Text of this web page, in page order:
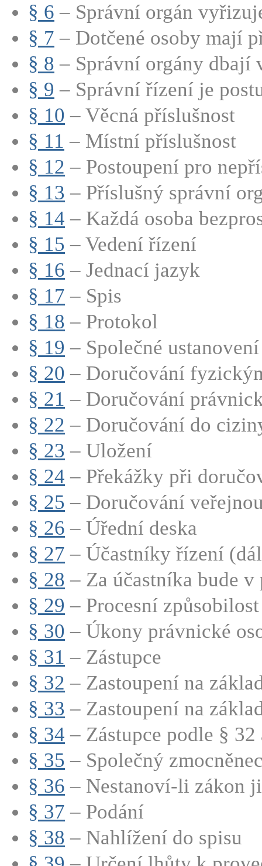
§ 6 – Správní orgán
§ 7 – Dotčené osoby mají
§ 8 – Správní orgány dbají
§ 9 – Správní řízení je
§ 10 – Věcná příslušnost
§ 11 – Místní příslušnost
§ 12 – Postoupení pro
§ 13 – Příslušný správní
§ 14 – Každá osoba
§ 15 – Vedení řízení
§ 16 – Jednací jazyk
§ 17 – Spis
§ 18 – Protokol
§ 19 – Společné
§ 20 – Doručování
§ 21 – Doručování
§ 22 – Doručování do
§ 23 – Uložení
§ 24 – Překážky při
§ 25 – Doručování
§ 26 – Úřední deska
§ 27 – Účastníky řízení
§ 28 – Za účastníka bude v
§ 29 – Procesní způsobilost
§ 30 – Úkony právnické
§ 31 – Zástupce
§ 32 – Zastoupení na
§ 33 – Zastoupení na
§ 34 – Zástupce podle § 32
§ 35 – Společný
§ 36 – Nestanoví-li zákon
§ 37 – Podání
§ 38 – Nahlížení do spisu